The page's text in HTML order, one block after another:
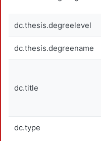
dc.thesis.degreelevel
dc.thesis.degreename
dc.title
dc.type